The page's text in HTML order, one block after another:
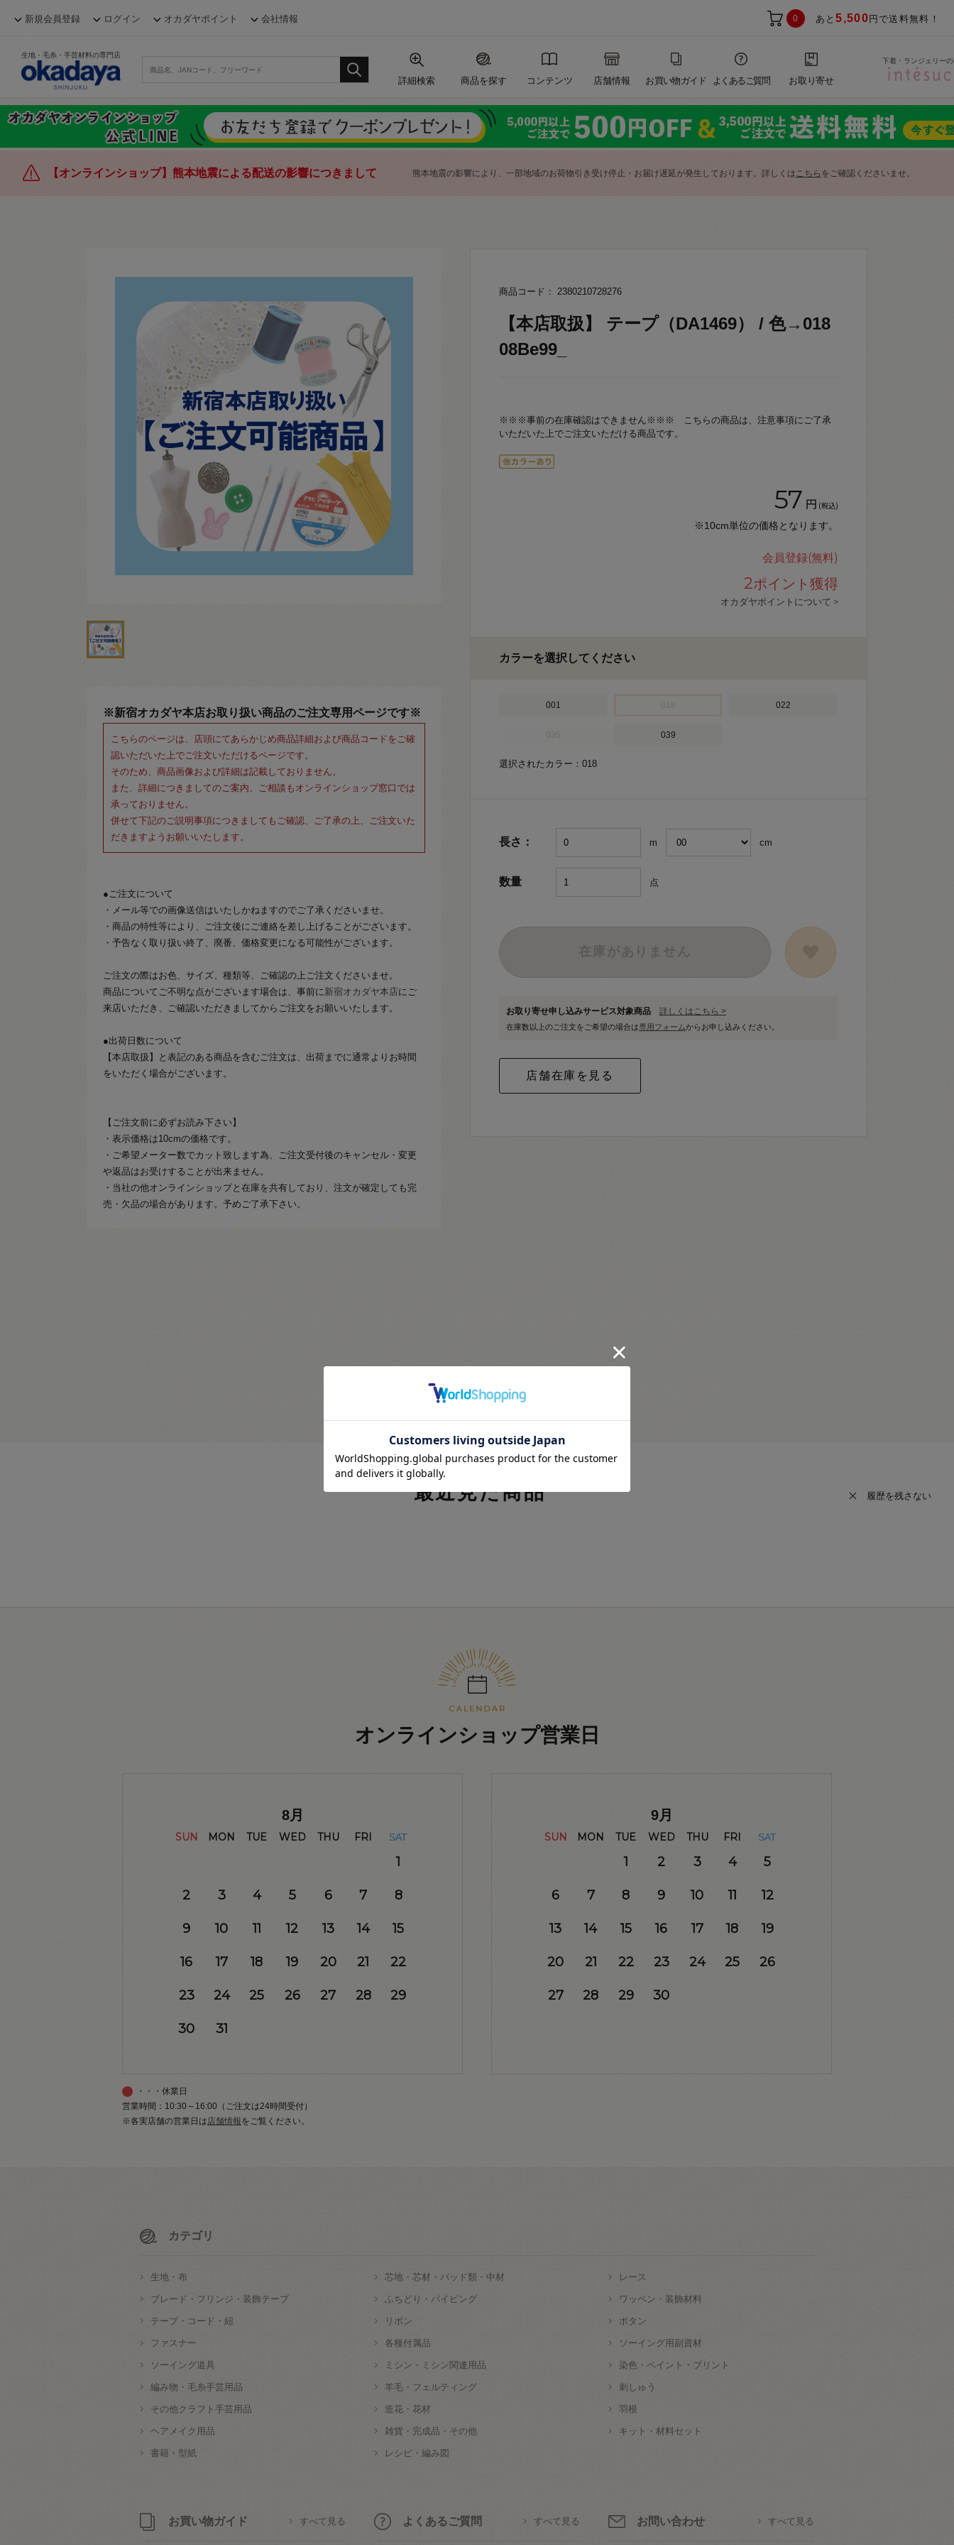
新規会員登録 ログイン オカダヤポイント 会社情報 0 あと5,500 円で送料無料！
生地・毛糸・手芸材料の専門店
詳細検索 商品を探す コンテンツ 店舗情報 お買い物ガイド よくあるご質問 お取り寄せ
下着・ランジェリー
【オンラインショップ】熊本地震による配送の影響につきまして 熊本地震の影響により、一部地域のお荷物引き受け停止・お届け遅延が発生しております。詳しくはこちら をご確認くださいませ。
※新宿オカダヤ本店お取り扱い商品のご注文専用ページです※
こちらのページは、店頭にてあらかじめ商品詳細および商品コードをご確
認いただいた上でご注文いただけるページです。
そのため、商品画像および詳細は記載しておりません。
また、詳細につきましてのご案内、ご相談もオンラインショップ窓口では
承っておりません。
併せて下記のご説明事項につきましてもご確認、ご了承の上、ご注文いた
だきますようお願いいたします。
●ご注文について
・メール等での画像送信はいたしかねますのでご了承くださいませ。
・商品の特性等により、ご注文後にご連絡を差し上げることがございます。
・予告なく取り扱い終了、廃番、価格変更になる可能性がございます。
ご注文の際はお色、サイズ、種類等、ご確認の上ご注文くださいませ。
商品についてご不明な点がございます場合は、事前に 新宿オカダヤ本店にご
来店いただき、ご確認いただきましてからご注文をお願いいたします。
●出荷日数について
【本店取扱】と表記のある商品を含むご注文は、出荷までに通常よりお時間
をいただく場合がございます。
【ご注文前に必ずお読み下さい】
・表示価格は10cmの価格です。
・ご希望メーター数でカット致します為、ご注文受付後のキャンセル・変更
や返品はお受けすることが出来ません。
・当社の他オンラインショップと在庫を共有しており、注文が確定しても完
売・欠品の場合があります。予めご了承下さい。
商品コード： 2380210728276
【本店取扱】 テープ（DA1469） / 色→018
08Be99_
※※※事前の在庫確認はできません※※※ こちらの商品は、注意事項にご了承
いただいた上でご注文いただける商品です。
57 円 (税込)
※10cm単位の価格となります。
会員登録(無料)
2ポイント獲得
オカダヤポイントについて >
カラーを選択してください
001 022
039
選択されたカラー：018
長さ： m cm
数量 点
お取り寄せ申し込みサービス対象商品 詳しくはこちら >
在庫数以上のご注文をご希望の場合は専用フォームからお申し込みください。
最近見た商品 履歴を残さない
オンラインショップ営業日
8月
SUN MON TUE WED THU FRI SAT
1
2 3 4 5 6 7 8
9 10 11 12 13 14 15
16 17 18 19 20 21 22
23 24 25 26 27 28 29
30 31
9月
SUN MON TUE WED THU FRI SAT
1 2 3 4 5
6 7 8 9 10 11 12
13 14 15 16 17 18 19
20 21 22 23 24 25 26
27 28 29 30
・・・休業日
営業時間：10:30～16:00（ご注文は24時間受付）
※各実店舗の営業日は店舗情報をご覧ください。
カテゴリ
生地・布 芯地・芯材・パッド類・中材 レース
ブレード・フリンジ・装飾テープ ふちどり・パイピング ワッペン・装飾材料
テープ・コード・紐 リボン ボタン
ファスナー 各種付属品 ソーイング用副資材
ソーイング道具 ミシン・ミシン関連用品 染色・ペイント・プリント
編み物・毛糸手芸用品 羊毛・フェルティング 刺しゅう
その他クラフト手芸用品 造花・花材 羽根
ヘアメイク用品 雑貨・完成品・その他 キット・材料セット
書籍・型紙 レシピ・編み図
お買い物ガイド すべて見る よくあるご質問 すべて見る お問い合わせ すべて見る